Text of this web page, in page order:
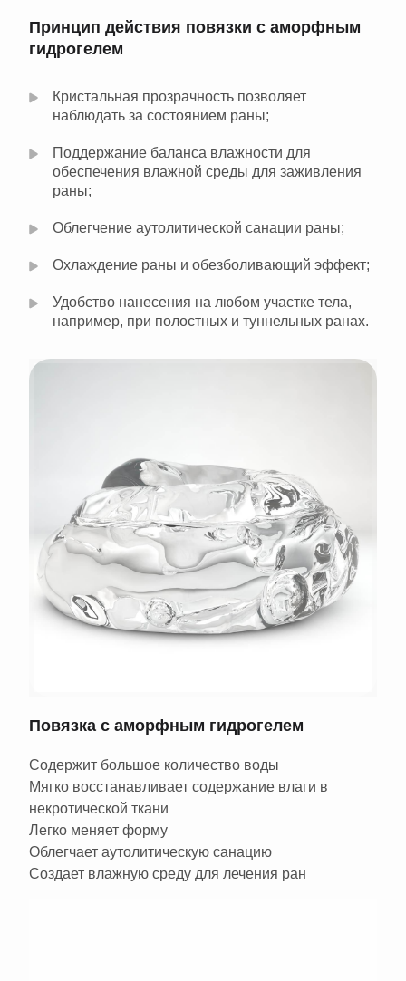
Принцип действия повязки с аморфным
гидрогелем
Кристальная прозрачность позволяет
наблюдать за состоянием раны;
Поддержание баланса влажности для
обеспечения влажной среды для заживления
раны;
Облегчение аутолитической санации раны;
Охлаждение раны и обезболивающий эффект;
Удобство нанесения на любом участке тела,
например, при полостных и туннельных ранах.
Повязка с аморфным гидрогелем
Содержит большое количество воды
Мягко восстанавливает содержание влаги в
некротической ткани
Легко меняет форму
Облегчает аутолитическую санацию
Создает влажную среду для лечения ран